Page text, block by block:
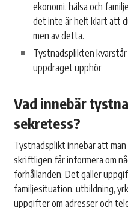
ekonomi, hälsa och
det inte är helt klart att
men av detta.
Tystnadsplikten
uppdraget upphör
Vad innebär
sekretess?
Tystnadsplikt innebär att
skriftligen får informera om
förhållanden. Det gäller
familjesituation, utbildning,
uppgifter om adresser och